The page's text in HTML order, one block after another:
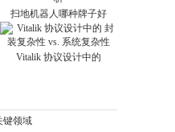
扫地机器人哪种牌子好
Vitalik 协议设计中的
键领域